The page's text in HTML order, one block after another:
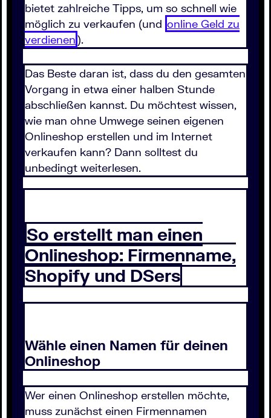
bietet zahlreiche Tipps, um so schnell wie
möglich zu verkaufen (und online Geld zu
verdienen).
Das Beste daran ist, dass du den gesamten
Vorgang in etwa einer halben Stunde
abschließen kannst. Du möchtest wissen,
wie man ohne Umwege seinen eigenen
Onlineshop erstellen und im Internet
verkaufen kann? Dann solltest du
unbedingt weiterlesen.
So erstellt man einen
Onlineshop: Firmenname,
Shopify und DSers
Wähle einen Namen für deinen
Onlineshop
Wer einen Onlineshop erstellen möchte,
muss zunächst einen Firmennamen